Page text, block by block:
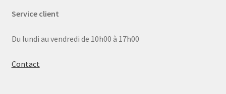
Service client
Du lundi au vendredi de 10h00 à 17h00
Contact